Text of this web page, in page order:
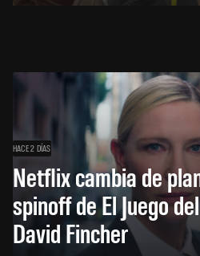
HACE 2 DÍAS
Netflix cambia de
spinoff de El Juego
David Fincher